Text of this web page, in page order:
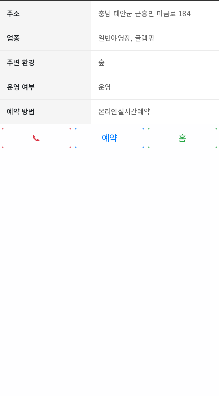
주소 충남 태안군 근흥면 마금로 184
업종 일반야영장, 글램핑
주변 환경 숲
운영 여부 운영
예약 방법 온라인실시간예약
📞 예약 홈